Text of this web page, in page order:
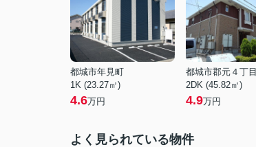
都城市年見町
1K (23.27㎡)
4.6万円
都城市郡元４丁目
2DK (45.82㎡)
4.9万円
よく見られている物件